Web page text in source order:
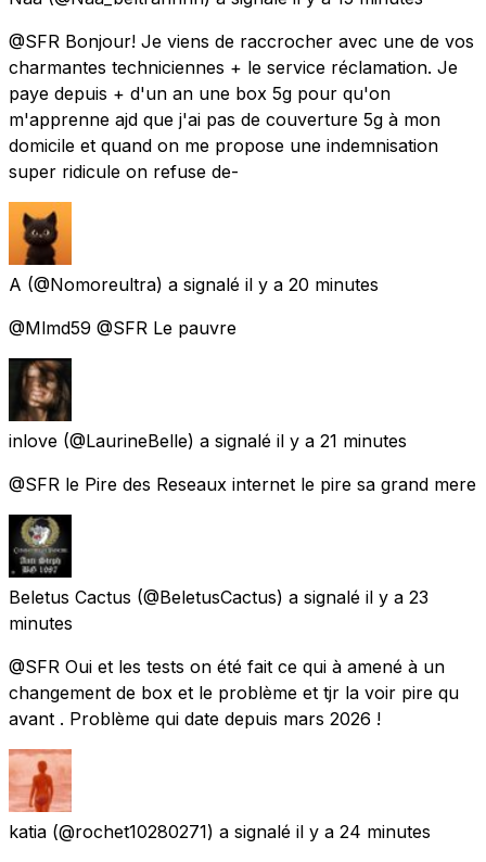
@SFR Bonjour! Je viens de raccrocher avec une de vos
charmantes techniciennes + le service réclamation. Je
paye depuis + d'un an une box 5g pour qu'on
m'apprenne ajd que j'ai pas de couverture 5g à mon
domicile et quand on me propose une indemnisation
super ridicule on refuse de-
A (@Nomoreultra) a signalé il y a 20 minutes
@Mlmd59 @SFR Le pauvre
inlove (@LaurineBelle) a signalé il y a 21 minutes
@SFR le Pire des Reseaux internet le pire sa grand mere
Beletus Cactus (@BeletusCactus) a signalé il y a 23
minutes
@SFR Oui et les tests on été fait ce qui à amené à un
changement de box et le problème et tjr la voir pire qu
avant . Problème qui date depuis mars 2026 !
katia (@rochet10280271) a signalé il y a 24 minutes